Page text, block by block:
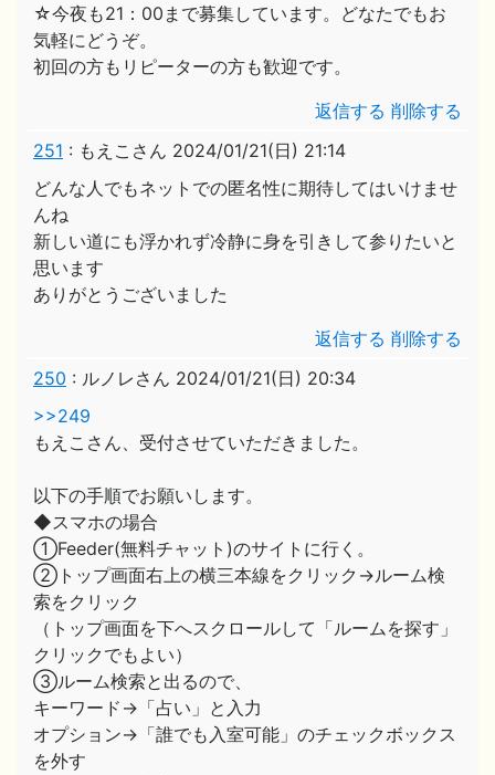
☆今夜も21：00まで募集しています。どなたでもお
気軽にどうぞ。
初回の方もリピーターの方も歓迎です。
返信する 削除する
251 : もえこさん 2024/01/21(日) 21:14
どんな人でもネットでの匿名性に期待してはいけませ
んね
新しい道にも浮かれず冷静に身を引きして参りたいと
思います
ありがとうございました
返信する 削除する
250 : ルノレさん 2024/01/21(日) 20:34
>>249
もえこさん、受付させていただきました。
以下の手順でお願いします。
◆スマホの場合
①Feeder(無料チャット)のサイトに行く。
②トップ画面右上の横三本線をクリック→ルーム検
索をクリック
（トップ画面を下へスクロールして「ルームを探す」
クリックでもよい）
③ルーム検索と出るので、
キーワード→「占い」と入力
オプション→「誰でも入室可能」のチェックボックス
を外す